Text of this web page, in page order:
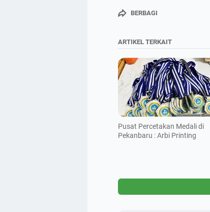
BERBAGI
ARTIKEL TERKAIT
Pusat Percetakan Medali di
Pekanbaru : Arbi Printing